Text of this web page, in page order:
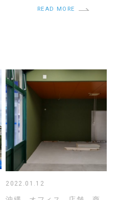
READ MORE
2022.01.12